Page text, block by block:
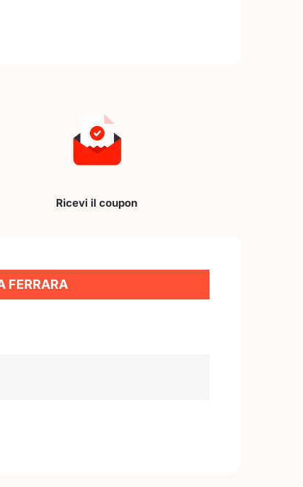
Ricevi il coupon
FERRARA